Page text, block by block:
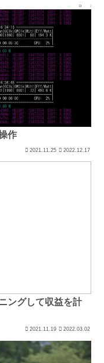
作
2021.11.25 2022.12.17
ングして収益を計
2021.11.19 2022.03.02